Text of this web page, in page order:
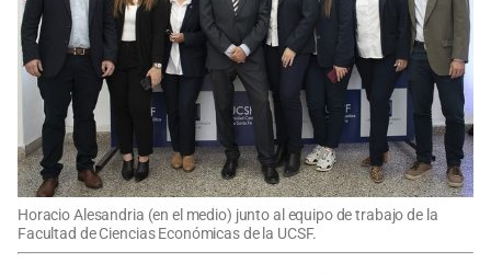
Horacio Alesandria (en el medio) junto al equipo de trabajo de la
Facultad de Ciencias Económicas de la UCSF.